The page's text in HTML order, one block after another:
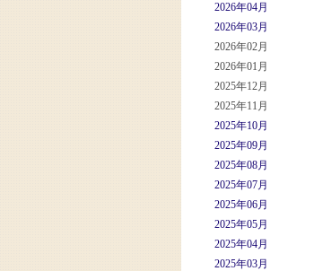
2026年04月
2026年03月
2026年02月
2026年01月
2025年12月
2025年11月
2025年10月
2025年09月
2025年08月
2025年07月
2025年06月
2025年05月
2025年04月
2025年03月